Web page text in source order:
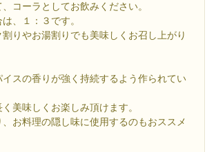
コーラとしてお飲みください。
、１：３です。
割りやお湯割りでも美味しくお召し上がり
スの香りが強く持続するよう作られてい
美味しくお楽しみ頂けます。
お料理の隠し味に使用するのもおススメ